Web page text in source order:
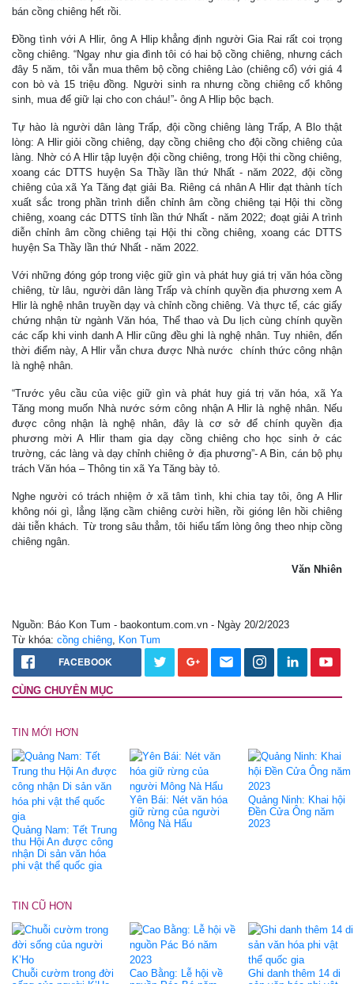
bán cồng chiêng hết rồi.
Đồng tình với A Hlir, ông A Hlip khẳng định người Gia Rai rất coi trọng
cồng chiêng. “Ngay như gia đình tôi có hai bộ cồng chiêng, nhưng cách
đây 5 năm, tôi vẫn mua thêm bộ cồng chiêng Lào (chiêng cổ) với giá 4
con bò và 15 triệu đồng. Người sinh ra nhưng cồng chiêng cổ không
sinh, mua để giữ lại cho con cháu!”- ông A Hlip bộc bạch.
Tự hào là người dân làng Trấp, đội cồng chiêng làng Trấp, A Blo thật
lòng: A Hlir giỏi cồng chiêng, dạy cồng chiêng cho đội cồng chiêng của
làng. Nhờ có A Hlir tập luyện đội cồng chiêng, trong Hội thi cồng chiêng,
xoang các DTTS huyện Sa Thầy lần thứ Nhất - năm 2022, đội cồng
chiêng của xã Ya Tăng đạt giải Ba. Riêng cá nhân A Hlir đạt thành tích
xuất sắc trong phần trình diễn chỉnh âm cồng chiêng tại Hội thi cồng
chiêng, xoang các DTTS tỉnh lần thứ Nhất - năm 2022; đoạt giải A trình
diễn chỉnh âm cồng chiêng tại Hội thi cồng chiêng, xoang các DTTS
huyện Sa Thầy lần thứ Nhất - năm 2022.
Với những đóng góp trong việc giữ gìn và phát huy giá trị văn hóa cồng
chiêng, từ lâu, người dân làng Trấp và chính quyền địa phương xem A
Hlir là nghệ nhân truyền dạy và chỉnh cồng chiêng. Và thực tế, các giấy
chứng nhận từ ngành Văn hóa, Thể thao và Du lịch cùng chính quyền
các cấp khi vinh danh A Hlir cũng đều ghi là nghệ nhân. Tuy nhiên, đến
thời điểm này, A Hlir vẫn chưa được Nhà nước chính thức công nhận
là nghệ nhân.
“Trước yêu cầu của việc giữ gìn và phát huy giá trị văn hóa, xã Ya
Tăng mong muốn Nhà nước sớm công nhận A Hlir là nghệ nhân. Nếu
được công nhận là nghệ nhân, đây là cơ sở để chính quyền địa
phương mời A Hlir tham gia dạy cồng chiêng cho học sinh ở các
trường, các làng và dạy chỉnh chiêng ở địa phương”- A Bin, cán bộ phụ
trách Văn hóa – Thông tin xã Ya Tăng bày tỏ.
Nghe người có trách nhiệm ở xã tâm tình, khi chia tay tôi, ông A Hlir
không nói gì, lẳng lặng cầm chiêng cười hiền, rồi gióng lên hồi chiêng
dài tiễn khách. Từ trong sâu thẳm, tôi hiểu tấm lòng ông theo nhịp cồng
chiêng ngân.
Văn Nhiên
Nguồn: Báo Kon Tum - baokontum.com.vn - Ngày 20/2/2023
Từ khóa: cồng chiêng Kon Tum
FACEBOOK
CÙNG CHUYÊN MỤC
TIN MỚI HƠN
Quảng Nam: Tết Trung
thu Hội An được công
nhận Di sản văn hóa
phi vật thể quốc gia
Yên Bái: Nét văn hóa
giữ rừng của người
Mông Nà Hẩu
Quảng Ninh: Khai hội
Đền Cửa Ông năm
2023
TIN CŨ HƠN
Chuỗi cườm trong đời
Cao Bằng: Lễ hội về
Ghi danh thêm 14 di